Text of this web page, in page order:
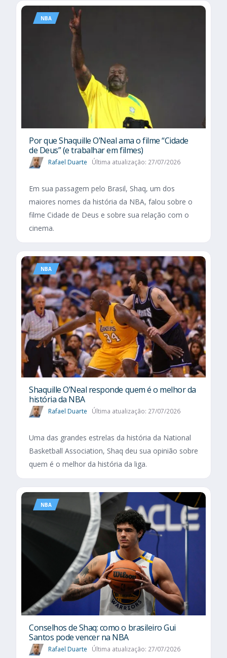
NBA
Por que Shaquille O’Neal ama o filme “Cidade
de Deus” (e trabalhar em filmes)
Rafael Duarte Última atualização: 27/07/2026
Em sua passagem pelo Brasil, Shaq, um dos
maiores nomes da história da NBA, falou sobre o
filme Cidade de Deus e sobre sua relação com o
cinema.
NBA
Shaquille O’Neal responde quem é o melhor da
história da NBA
Rafael Duarte Última atualização: 27/07/2026
Uma das grandes estrelas da história da National
Basketball Association, Shaq deu sua opinião sobre
quem é o melhor da história da liga.
NBA
Conselhos de Shaq: como o brasileiro Gui
Santos pode vencer na NBA
Rafael Duarte Última atualização: 27/07/2026